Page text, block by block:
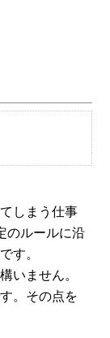
しまう仕事
のルールに沿
す。
いません。
。その点を